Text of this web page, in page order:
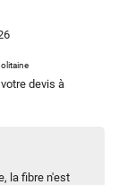
la fibre n'est
devis à